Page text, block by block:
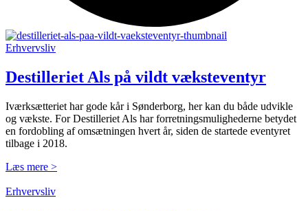
Erhvervsliv
Destilleriet Als på vildt væksteventyr
Iværksætteriet har gode kår i Sønderborg, her kan du både udvikle
og vækste. For Destilleriet Als har forretningsmulighederne betydet
en fordobling af omsætningen hvert år, siden de startede eventyret
tilbage i 2018.
Læs mere >
Erhvervsliv